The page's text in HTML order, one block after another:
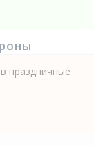
праздничные